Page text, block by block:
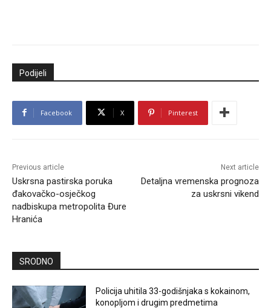
Podijeli
Facebook X Pinterest
Previous article
Uskrsna pastirska poruka
đakovačko-osječkog
nadbiskupa metropolita Đure
Hranića
Next article
Detaljna vremenska prognoza
za uskrsni vikend
SRODNO
Policija uhitila 33-godišnjaka s kokainom,
konopljom i drugim predmetima